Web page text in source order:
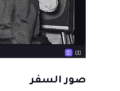
صور السفر